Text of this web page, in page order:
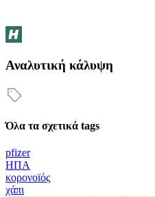
Αναλυτική κάλυψη
Όλα τα σχετικά tags
pfizer
ΗΠΑ
κορονοϊός
χάπι